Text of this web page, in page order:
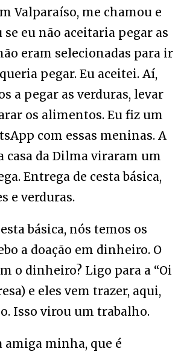
Valparaíso, me chamou e
eu não aceitaria pegar as
eram selecionadas para ir
pegar. Eu aceitei. Aí,
a pegar as verduras, levar
os alimentos. Eu fiz um
com essas meninas. A
casa da Dilma viraram um
Entrega de cesta básica,
e verduras.
básica, nós temos os
a doação em dinheiro. O
o dinheiro? Ligo para a “Oi
e eles vem trazer, aqui,
Isso virou um trabalho.
amiga minha, que é